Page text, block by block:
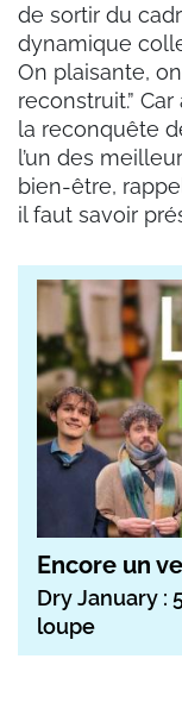
de sortir du
dynamique
On plaisante,
reconstruit.”
la reconquête
l’un des
bien-être,
il faut savoir
Encore un
Dry January :
loupe